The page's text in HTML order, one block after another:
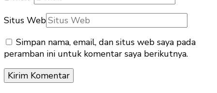
Situs Web
Simpan nama, email, dan situs web saya pada
peramban ini untuk komentar saya berikutnya.